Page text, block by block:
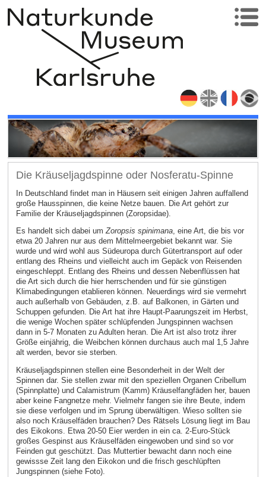
Die Kräuseljagdspinne oder Nosferatu-Spinne
In Deutschland findet man in Häusern seit einigen Jahren auffallend
große Hausspinnen, die keine Netze bauen. Die Art gehört zur
Familie der Kräuseljagdspinnen (Zoropsidae).
Es handelt sich dabei umZoropsis spinimana, eine Art, die bis vor
etwa 20 Jahren nur aus dem Mittelmeergebiet bekannt war. Sie
wurde und wird wohl aus Südeuropa durch Gütertransport auf oder
entlang des Rheins und vielleicht auch im Gepäck von Reisenden
eingeschleppt. Entlang des Rheins und dessen Nebenflüssen hat
die Art sich durch die hier herrschenden und für sie günstigen
Klimabedingungen etablieren können. Neuerdings wird sie vermehrt
auch außerhalb von Gebäuden, z.B. auf Balkonen, in Gärten und
Schuppen gefunden. Die Art hat ihre Haupt-Paarungszeit im Herbst,
die wenige Wochen später schlüpfenden Jungspinnen wachsen
dann in 5-7 Monaten zu Adulten heran. Die Art ist also trotz ihrer
Größe einjährig, die Weibchen können durchaus auch mal 1,5 Jahre
alt werden, bevor sie sterben.
Kräuseljagdspinnen stellen eine Besonderheit in der Welt der
Spinnen dar. Sie stellen zwar mit den speziellen Organen Cribellum
(Spinnplatte) und Calamistrum (Kamm) Kräuselfangfäden her, bauen
aber keine Fangnetze mehr. Vielmehr fangen sie ihre Beute, indem
sie diese verfolgen und im Sprung überwältigen. Wieso sollten sie
also noch Kräuselfäden brauchen? Des Rätsels Lösung liegt im Bau
des Eikokons. Etwa 20-50 Eier werden in ein ca. 2-Euro-Stück
großes Gespinst aus Kräuselfäden eingewoben und sind so vor
Feinden gut geschützt. Das Muttertier bewacht dann noch eine
gewissse Zeit lang den Eikokon und die frisch geschlüpften
Jungspinnen (siehe Foto).